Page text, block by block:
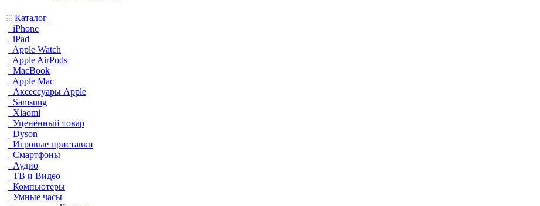
Каталог
iPhone
iPad
Apple Watch
Apple AirPods
MacBook
Apple Mac
Аксессуары Apple
Samsung
Xiaomi
Уценённый товар
Dyson
Игровые приставки
Смартфоны
Аудио
ТВ и Видео
Компьютеры
Умные часы